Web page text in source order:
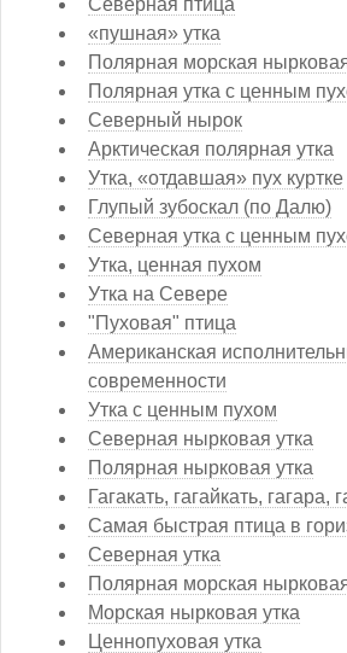
«пушная» утка
Полярная морская
Полярная утка с ценным
Северный нырок
Арктическая полярная утка
Утка, «отдавшая» пух куртке
Глупый зубоскал (по Далю)
Северная утка с ценным
Утка, ценная пухом
Утка на Севере
"Пуховая" птица
Американская
современности
Утка с ценным пухом
Северная нырковая утка
Полярная нырковая утка
Гагакать, гагайкать, гагара,
Самая быстрая птица в
Северная утка
Полярная морская
Морская нырковая утка
Ценнопуховая утка